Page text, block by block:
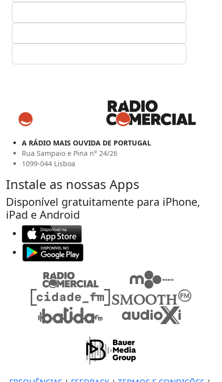
A RÁDIO MAIS OUVIDA DE PORTUGAL
Rua Sampaio e Pina n° 24/26
1099-044 Lisboa
Instale as nossas Apps
Disponível gratuitamente para iPhone,
iPad e Android